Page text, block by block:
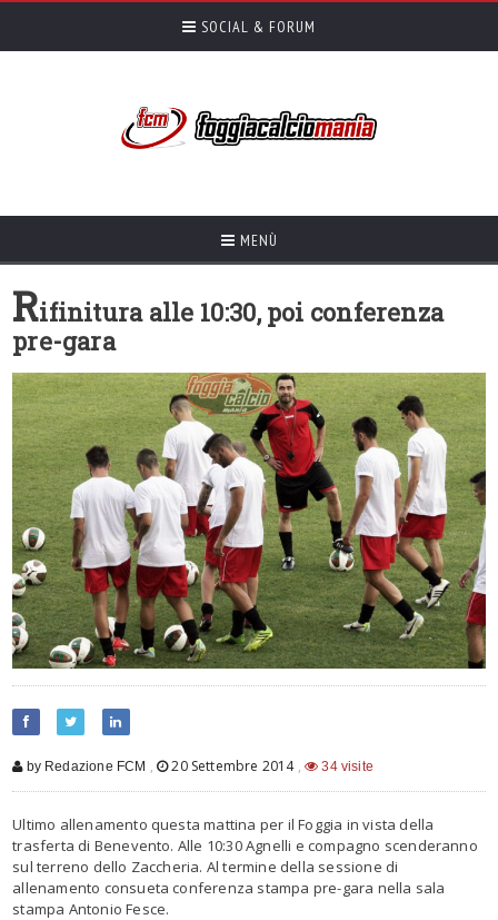
SOCIAL & FORUM
MENÙ
Rifinitura alle 10:30, poi conferenza
pre-gara
by Redazione FCM , 20 Settembre 2014 , 34 visite
Ultimo allenamento questa mattina per il Foggia in vista della
trasferta di Benevento. Alle 10:30 Agnelli e compagno scenderanno
sul terreno dello Zaccheria. Al termine della sessione di
allenamento consueta conferenza stampa pre-gara nella sala
stampa Antonio Fesce.